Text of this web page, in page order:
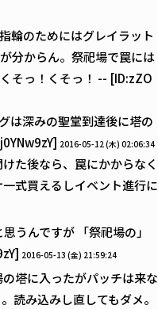
輪のためにはグレイラット
分からん。祭祀場で罠には
そっ！くそっ！ -- [ID:zZO
は深みの聖堂到達後に塔の
2016-05-12 (木) 02:06:34
た後なら、罠にかからなく
式買えるしイベント進行に
うんですが 「祭祀場の」
2016-05-13 (金) 21:59:24
塔に入ったがパッチは来な
読み込みし直してもダメ。